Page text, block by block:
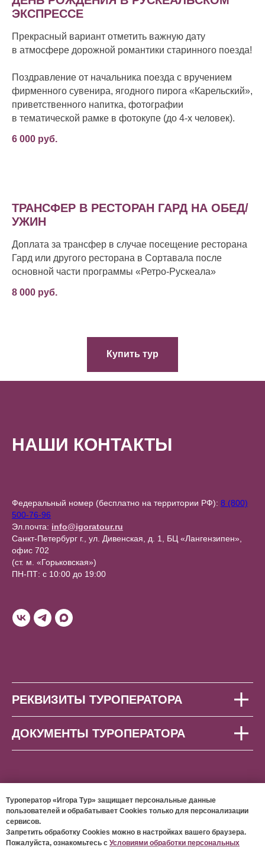
Туроператор «Игора Тур» защищает персональные данные
пользователей и обрабатывает Cookies только для персонализации
сервисов.
Запретить обработку Cookies можно в настройках вашего браузера.
Пожалуйста, ознакомьтесь с Условиями обработки персональных
ЭКСПРЕССЕ
Прекрасный вариант отметить важную дату
в атмосфере дорожной романтики старинного поезда!
Поздравление от начальника поезда с вручением
фирменного сувенира, ягодного пирога «Карельский»,
приветственного напитка, фотографии
в тематической рамке в фотокупе (до 4-х человек).
6 000 руб.
ТРАНСФЕР В РЕСТОРАН ГАРД НА ОБЕД/
УЖИН
Доплата за трансфер в случае посещение ресторана
Гард или другого ресторана в Сортавала после
основной части программы «Ретро-Рускеала»
8 000 руб.
Купить тур
НАШИ КОНТАКТЫ
Федеральный номер (бесплатно на территории РФ): 8 (800)
500-76-96
Эл.почта: info@igoratour.ru
Санкт-Петербург г., ул. Дивенская, д. 1, БЦ «Лангензипен»,
офис 702
(ст. м. «Горьковская»)
ПН-ПТ: с 10:00 до 19:00
РЕКВИЗИТЫ ТУРОПЕРАТОРА
ДОКУМЕНТЫ ТУРОПЕРАТОРА
© 2026 ООО «ИГОРА ТУР»